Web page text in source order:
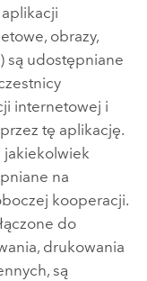
obrazy,
są udostępniane
internetowej i
tę aplikację.
jakiekolwiek
na
kooperacji.
do
drukowania
są